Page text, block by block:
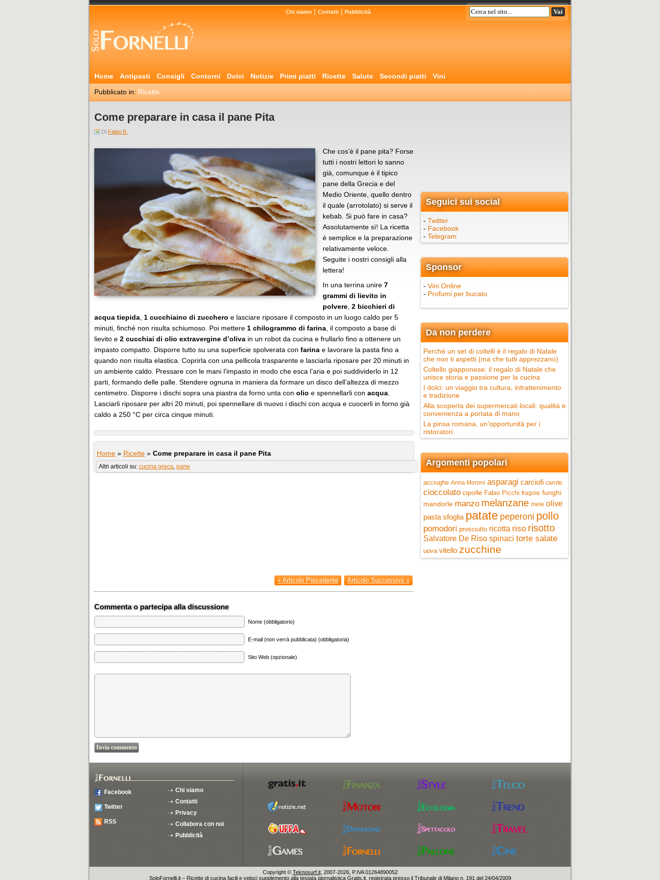
Chi siamo | Contatti | Pubblicità
Home Antipasti Consigli Contorni Dolci Notizie Primi piatti Ricette Salute Secondi piatti
Vini
Pubblicato in: Ricette
Come preparare in casa il pane Pita
Di Fabio B.
Che cos’è il pane pita? Forse
tutti i nostri lettori lo sanno
già, comunque è il tipico
pane della Grecia e del
Medio Oriente, quello dentro
il quale (arrotolato) si serve il
kebab. Si può fare in casa?
Assolutamente sì! La ricetta
è semplice e la preparazione
relativamente veloce.
Seguite i nostri consigli alla
lettera!
In una terrina unire 7
grammi di lievito in
polvere 2 bicchieri di
acqua tiepida 1 cucchiaino di zucchero e lasciare riposare il composto in un luogo caldo per 5
minuti, finché non risulta schiumoso. Poi mettere 1 chilogrammo di farina , il composto a base di
lievito e 2 cucchiai di olio extravergine d’oliva in un robot da cucina e frullarlo fino a ottenere un
impasto compatto. Disporre tutto su una superficie spolverata con farina e lavorare la pasta fino a
quando non risulta elastica. Coprirla con una pellicola trasparente e lasciarla riposare per 20 minuti in
un ambiente caldo. Pressare con le mani l’impasto in modo che esca l’aria e poi suddividerlo in 12
parti, formando delle palle. Stendere ognuna in maniera da formare un disco dell’altezza di mezzo
centimetro. Disporre i dischi sopra una piastra da forno unta con olio e spennellarli con acqua
Lasciarli riposare per altri 20 minuti, poi spennellare di nuovo i dischi con acqua e cuocerli in forno già
caldo a 250 °C per circa cinque minuti.
Home » Ricette » Come preparare in casa il pane Pita
Altri articoli su: cucina greca, pane
« Articolo Precedente Articolo Successivo »
Commenta o partecipa alla discussione
Nome (obbligatorio)
E-mail (non verrà pubblicata) (obbligatoria)
Sito Web (opzionale)
Seguici sui social
- Twitter
- Facebook
- Telegram
Sponsor
- Vini Online
- Profumi per bucato
Da non perdere
Perché un set di coltelli è il regalo di Natale
che non ti aspetti (ma che tutti apprezzano)
Coltello giapponese: il regalo di Natale che
unisce storia e passione per la cucina
I dolci: un viaggio tra cultura, intrattenimento
e tradizione
Alla scoperta dei supermercati locali: qualità e
convenienza a portata di mano
La pinsa romana, un’opportunità per i
ristoratori
Argomenti popolari
acciughe Anna Moroni asparagi carciofi carote
cioccolato cipolle Fabio Picchi fragole funghi
mandorle manzo melanzane mele olive
pasta sfoglia patate peperoni pollo
pomodori prosciutto ricotta riso risotto
Salvatore De Riso spinaci torte salate
uova vitello zucchine
Facebook
Twitter
RSS
Chi siamo
Contatti
Privacy
Collabora con noi
Pubblicità
Copyright © Teknosurf.it, 2007-2026, P.IVA 01264890052
SoloFornelli.it – Ricette di cucina facili e veloci supplemento alla testata giornalistica Gratis.it, registrata presso il Tribunale di Milano n. 191 del 24/04/2009